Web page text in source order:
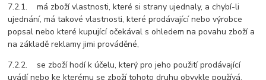
7.2.1. má zboží vlastnosti, které si strany ujednaly, a chybí-li
ujednání, má takové vlastnosti, které prodávající nebo výrobce
popsal nebo které kupující očekával s ohledem na povahu zboží a
na základě reklamy jimi prováděné,
7.2.2. se zboží hodí k účelu, který pro jeho použití prodávající
uvádí nebo ke kterému se zboží tohoto druhu obvykle používá,